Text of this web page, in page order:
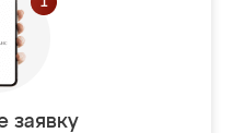
заявку